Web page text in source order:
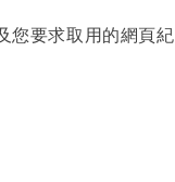
您要求取用的網頁紀